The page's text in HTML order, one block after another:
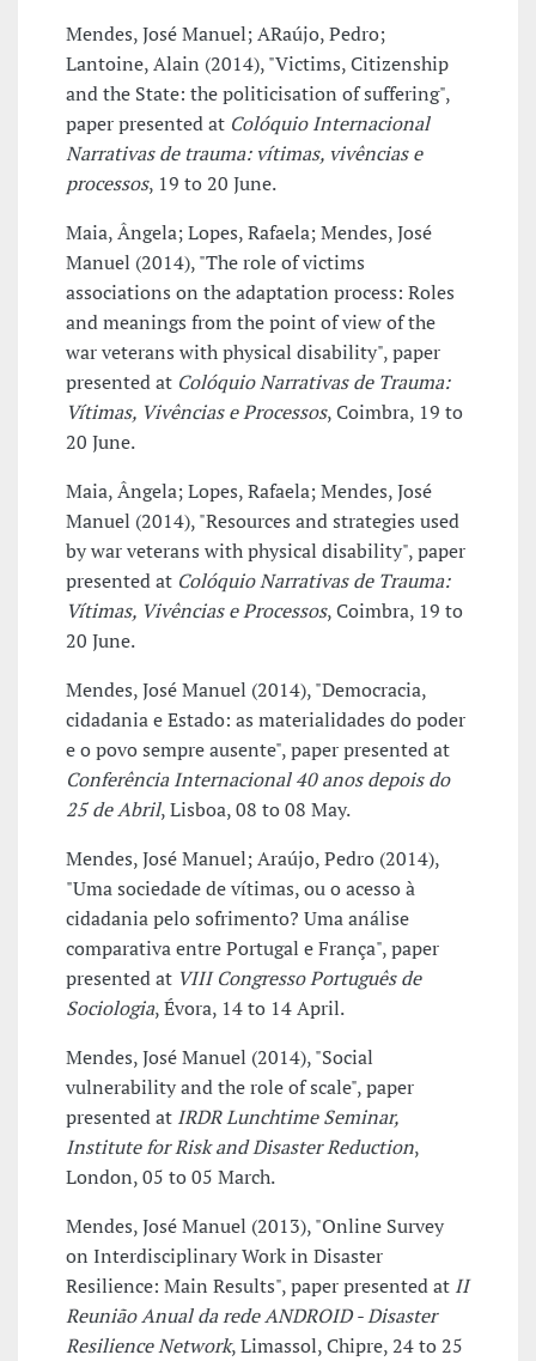
Mendes, José Manuel; ARaújo, Pedro;
Lantoine, Alain (2014), "Victims, Citizenship
and the State: the politicisation of suffering",
paper presented at Colóquio Internacional
Narrativas de trauma: vítimas, vivências e
processos, 19 to 20 June.
Maia, Ângela; Lopes, Rafaela; Mendes, José
Manuel (2014), "The role of victims
associations on the adaptation process: Roles
and meanings from the point of view of the
war veterans with physical disability", paper
presented at Colóquio Narrativas de Trauma:
Vítimas, Vivências e Processos, Coimbra, 19 to
20 June.
Maia, Ângela; Lopes, Rafaela; Mendes, José
Manuel (2014), "Resources and strategies used
by war veterans with physical disability", paper
presented at Colóquio Narrativas de Trauma:
Vítimas, Vivências e Processos, Coimbra, 19 to
20 June.
Mendes, José Manuel (2014), "Democracia,
cidadania e Estado: as materialidades do poder
e o povo sempre ausente", paper presented at
Conferência Internacional 40 anos depois do
25 de Abril, Lisboa, 08 to 08 May.
Mendes, José Manuel; Araújo, Pedro (2014),
"Uma sociedade de vítimas, ou o acesso à
cidadania pelo sofrimento? Uma análise
comparativa entre Portugal e França", paper
presented at VIII Congresso Português de
Sociologia, Évora, 14 to 14 April.
Mendes, José Manuel (2014), "Social
vulnerability and the role of scale", paper
presented at IRDR Lunchtime Seminar,
Institute for Risk and Disaster Reduction,
London, 05 to 05 March.
Mendes, José Manuel (2013), "Online Survey
on Interdisciplinary Work in Disaster
Resilience: Main Results", paper presented at II
Reunião Anual da rede ANDROID - Disaster
Resilience Network, Limassol, Chipre, 24 to 25